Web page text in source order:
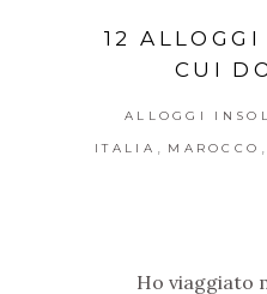
12
CUI
ALLOGGI
ITALIA MAROCCO
Ho viaggiato